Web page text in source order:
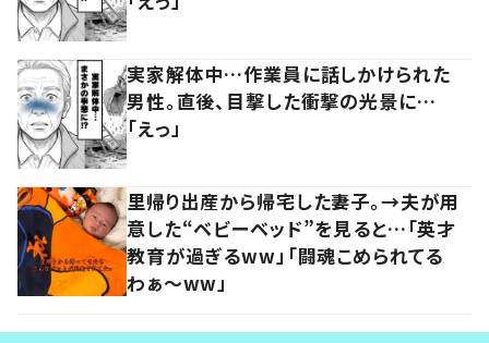
実家解体中…作業員に話しかけられた
男性。直後、目撃した衝撃の光景に…
「えっ」
里帰り出産から帰宅した妻子。→夫が用
意した“ベビーベッド”を見ると…「英才
教育が過ぎるww」「闘魂こめられてる
わぁ～ww」